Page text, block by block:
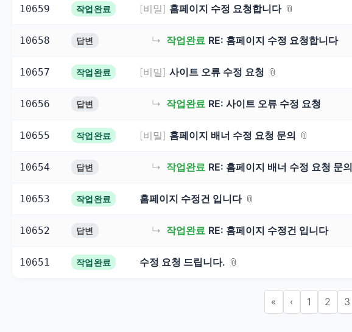
10659 작업완료 [비밀] 홈페이지 수정 요청합니다
10658 답변 ↳ 작업완료 RE: 홈페이지 수정 요청합니다
10657 작업완료 [비밀] 사이트 오류 수정 요청
10656 답변 ↳ 작업완료 RE: 사이트 오류 수정 요청
10655 작업완료 [비밀] 홈페이지 배너 수정 요청 문의
10654 답변 ↳ 작업완료 RE: 홈페이지 배너 수정 요청 문의
10653 작업완료 홈페이지 수정건 입니다
10652 답변 ↳ 작업완료 RE: 홈페이지 수정건 입니다
10651 작업완료 수정 요청 드립니다.
« ‹ 1 2 3